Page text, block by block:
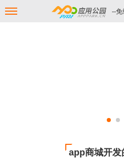
--免
app商城开发